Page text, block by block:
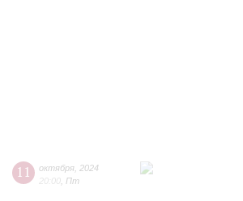
11 октября 2024
20:00 Пт